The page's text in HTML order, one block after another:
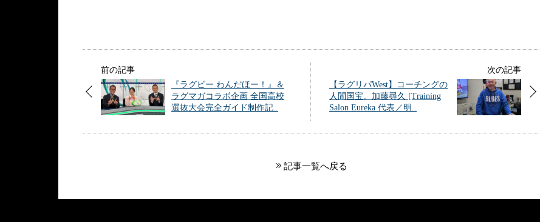
前の記事
『ラグビー わんだほー！』＆
ラグマガコラボ企画 全国高校
選抜大会完全ガイド制作記..
次の記事
【ラグリパWest】コーチングの
人間国宝。加藤尋久 [Training
Salon Eureka 代表／明..
記事一覧へ戻る